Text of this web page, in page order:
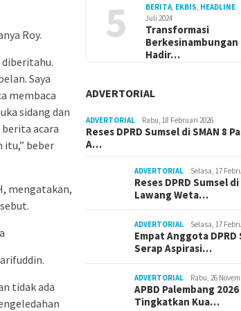
Roy.
diberitahu.
Saya
membaca
sidang dan
acara
itu,” beber
mengatakan,
tidak ada
5 BERITA, EKBIS, HEADLINE
Juli 2024
Transformasi
Berkesinambungan
Hadir…
ADVERTORIAL
ADVERTORIAL Rabu, 18 Februari 2026
Reses DPRD Sumsel di SMAN 8
A…
ADVERTORIAL Selasa, 17
Reses DPRD Sumsel di
Lawang Weta…
ADVERTORIAL Selasa, 17
Empat Anggota DPRD
Serap Aspirasi…
ADVERTORIAL Rabu, 26
APBD Palembang
Tingkatkan Kua…